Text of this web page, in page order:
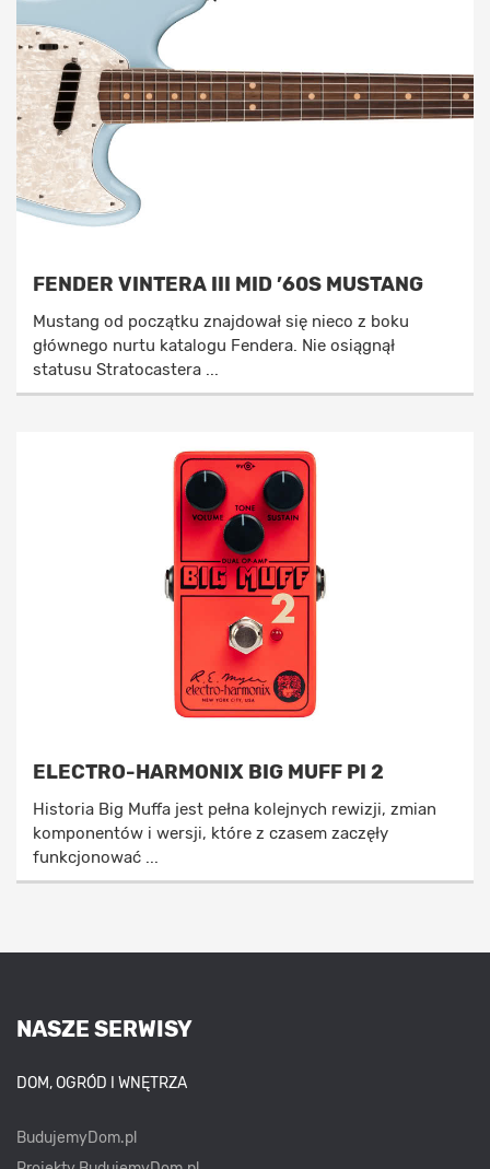
FENDER VINTERA III MID ’60S MUSTANG
Mustang od początku znajdował się nieco z boku
głównego nurtu katalogu Fendera. Nie osiągnął
statusu Stratocastera ...
ELECTRO-HARMONIX BIG MUFF PI 2
Historia Big Muffa jest pełna kolejnych rewizji, zmian
komponentów i wersji, które z czasem zaczęły
funkcjonować ...
NASZE SERWISY
DOM, OGRÓD I WNĘTRZA
BudujemyDom.pl